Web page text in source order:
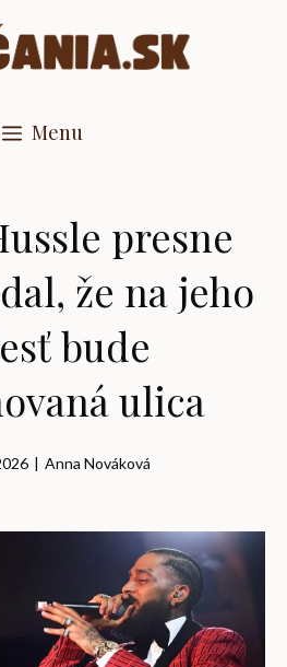
Menu
presne
že na jeho
bude
ulica
| Anna Nováková